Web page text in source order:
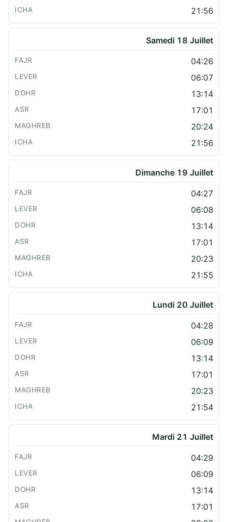
21:56
Samedi 18 Juillet
04:26
06:07
13:14
17:01
20:24
21:56
Dimanche 19 Juillet
04:27
06:08
13:14
17:01
20:23
21:55
Lundi 20 Juillet
04:28
06:09
13:14
17:01
20:23
21:54
Mardi 21 Juillet
04:29
06:09
13:14
17:01